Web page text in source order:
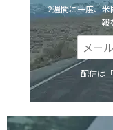
2週間に一度、米
報
配信は